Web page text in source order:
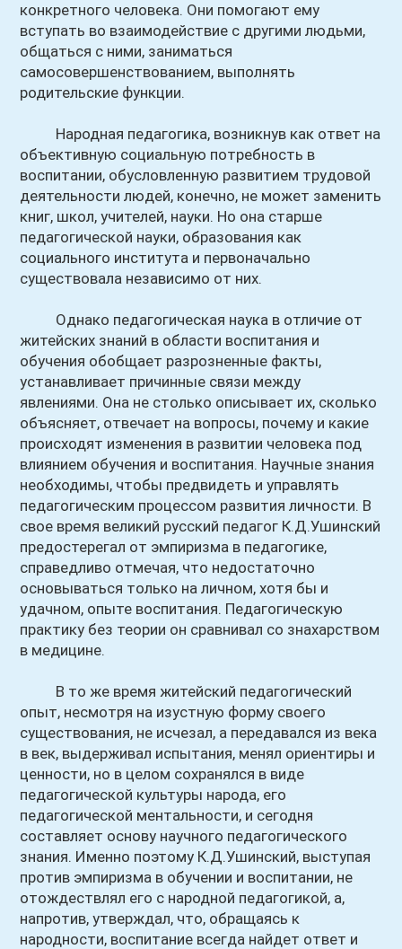
конкретного человека. Они помогают ему
вступать во взаимодействие с другими людьми,
общаться с ними, заниматься
самосовершенствованием, выполнять
родительские функции.
Народная педагогика, возникнув как ответ на
объективную социальную потребность в
воспитании, обусловленную развитием трудовой
деятельности людей, конечно, не может заменить
книг, школ, учителей, науки. Но она старше
педагогической науки, образования как
социального института и первоначально
существовала независимо от них.
Однако педагогическая наука в отличие от
житейских знаний в области воспитания и
обучения обобщает разрозненные факты,
устанавливает причинные связи между
явлениями. Она не столько описывает их, сколько
объясняет, отвечает на вопросы, почему и какие
происходят изменения в развитии человека под
влиянием обучения и воспитания. Научные знания
необходимы, чтобы предвидеть и управлять
педагогическим процессом развития личности. В
свое время великий русский педагог К.Д.Ушинский
предостерегал от эмпиризма в педагогике,
справедливо отмечая, что недостаточно
основываться только на личном, хотя бы и
удачном, опыте воспитания. Педагогическую
практику без теории он сравнивал со знахарством
в медицине.
В то же время житейский педагогический
опыт, несмотря на изустную форму своего
существования, не исчезал, а передавался из века
в век, выдерживал испытания, менял ориентиры и
ценности, но в целом сохранялся в виде
педагогической культуры народа, его
педагогической ментальности, и сегодня
составляет основу научного педагогического
знания. Именно поэтому К.Д.Ушинский, выступая
против эмпиризма в обучении и воспитании, не
отождествлял его с народной педагогикой, а,
напротив, утверждал, что, обращаясь к
народности, воспитание всегда найдет ответ и